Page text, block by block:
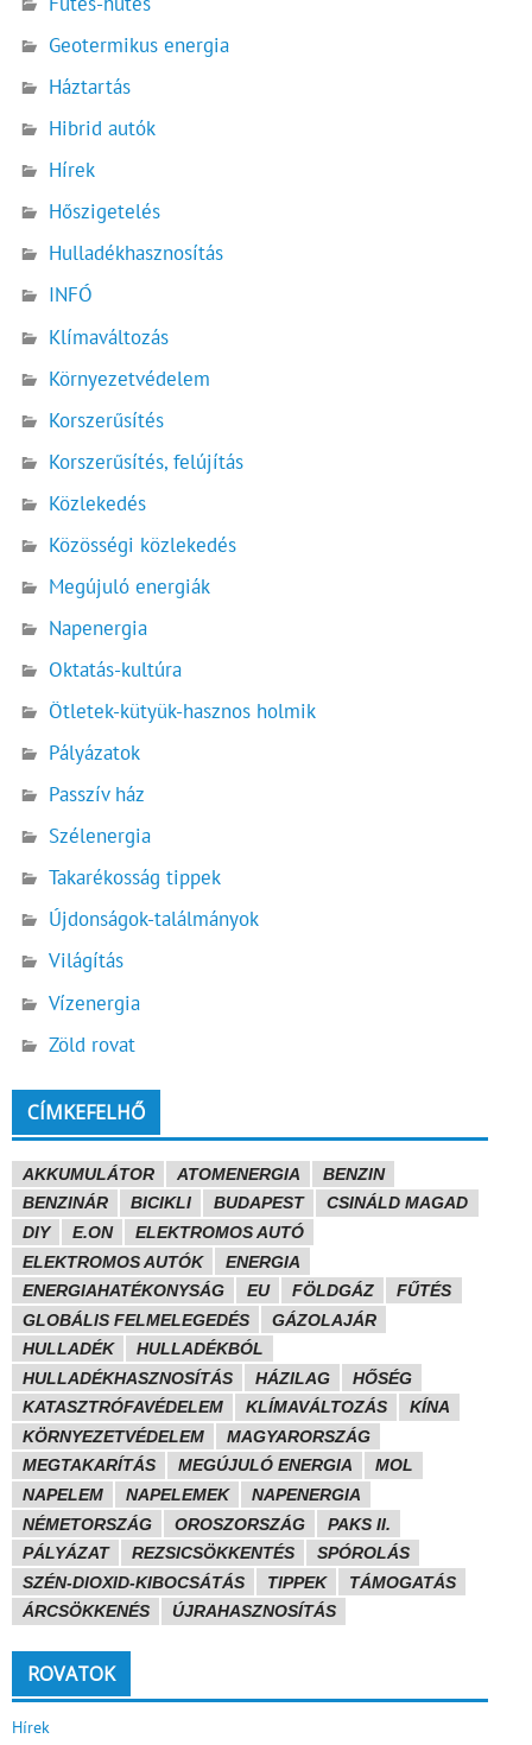
Geotermikus energia
Háztartás
Hibrid autók
Hírek
Hőszigetelés
Hulladékhasznosítás
INFÓ
Klímaváltozás
Környezetvédelem
Korszerűsítés
Korszerűsítés, felújítás
Közlekedés
Közösségi közlekedés
Megújuló energiák
Napenergia
Oktatás-kultúra
Ötletek-kütyük-hasznos holmik
Pályázatok
Passzív ház
Szélenergia
Takarékosság tippek
Újdonságok-találmányok
Világítás
Vízenergia
Zöld rovat
CÍMKEFELHŐ
AKKUMULÁTOR ATOMENERGIA
BENZIN
BENZINÁR
BICIKLI BUDAPEST
CSINÁLD MAGAD
DIY
E.ON
ELEKTROMOS AUTÓ
ELEKTROMOS AUTÓK
ENERGIA
ENERGIAHATÉKONYSÁG
EU FÖLDGÁZ
FŰTÉS
GLOBÁLIS FELMELEGEDÉS
GÁZOLAJÁR
HULLADÉK
HULLADÉKBÓL
HULLADÉKHASZNOSÍTÁS
HÁZILAG
HŐSÉG
KATASZTRÓFAVÉDELEM
KLÍMAVÁLTOZÁS
KÍNA
KÖRNYEZETVÉDELEM
MAGYARORSZÁG
MEGTAKARÍTÁS
MEGÚJULÓ ENERGIA
MOL
NAPELEM
NAPELEMEK
NAPENERGIA
NÉMETORSZÁG
OROSZORSZÁG
PAKS II.
PÁLYÁZAT
REZSICSÖKKENTÉS
SPÓROLÁS
SZÉN-DIOXID-KIBOCSÁTÁS
TIPPEK
TÁMOGATÁS
ÁRCSÖKKENÉS
ÚJRAHASZNOSÍTÁS
ROVATOK
Hírek